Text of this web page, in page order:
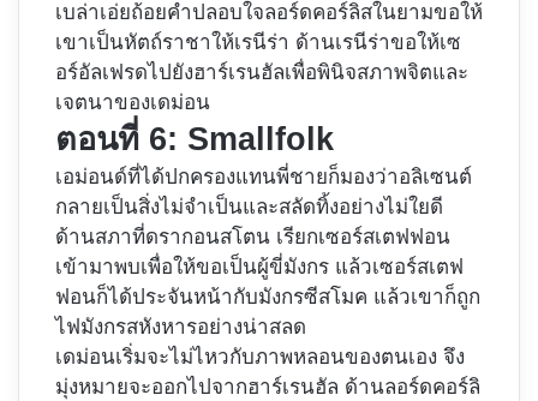
เบล่าเอ่ยถ้อยคำปลอบใจลอร์ดคอร์ลิสในยามขอให้
เขาเป็นหัตถ์ราชาให้เรนีร่า ด้านเรนีร่าขอให้เซ
อร์อัลเฟรดไปยังฮาร์เรนฮัลเพื่อพินิจสภาพจิตและ
เจตนาของเดม่อน
ตอนที่ 6: Smallfolk
เอม่อนด์ที่ได้ปกครองแทนพี่ชายก็มองว่าอลิเซนต์
กลายเป็นสิ่งไม่จำเป็นและสลัดทิ้งอย่างไม่ใยดี
ด้านสภาที่ดรากอนสโตน เรียกเซอร์สเตฟฟอน
เข้ามาพบเพื่อให้ขอเป็นผู้ขี่มังกร แล้วเซอร์สเตฟ
ฟอนก็ได้ประจันหน้ากับมังกรซีสโมค แล้วเขาก็ถูก
ไฟมังกรสหังหารอย่างน่าสลด
เดม่อนเริ่มจะไม่ไหวกับภาพหลอนของตนเอง จึง
มุ่งหมายจะออกไปจากฮาร์เรนฮัล ด้านลอร์ดคอร์ลิ